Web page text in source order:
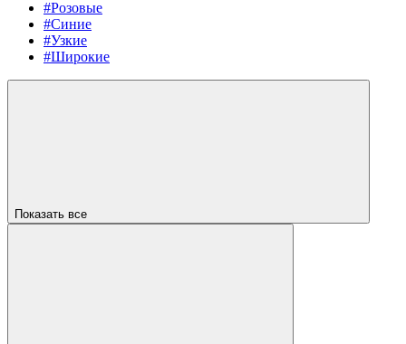
#Розовые
#Синие
#Узкие
#Широкие
Показать все